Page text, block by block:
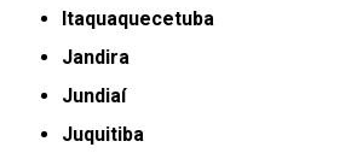
Itaquaquecetuba
Jandira
Jundiaí
Juquitiba